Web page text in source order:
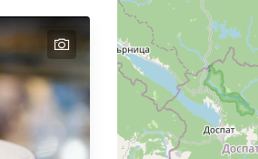
text